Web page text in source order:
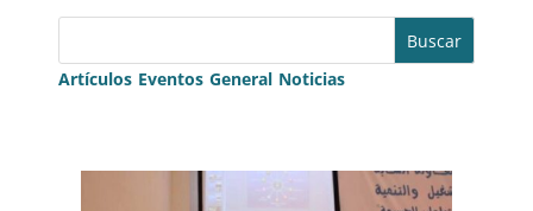
Buscar
Artículos Eventos General Noticias